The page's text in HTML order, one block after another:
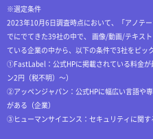
※選定条件
2023年10月6日調査時点において、「アノテ
でにでてきた39社の中で、 画像/動画/テキス
ている企業の中から、以下の条件で3社をピッ
①FastLabel：公式HPに掲載されている料金が
ン2円（税不明）～）
②アッペンジャパン：公式HPに幅広い言語や
がある（企業）
③ヒューマンサイエンス：セキュリティに関す